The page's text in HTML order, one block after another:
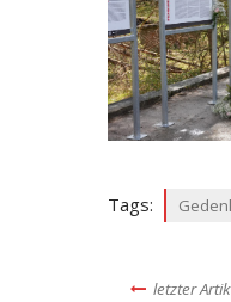
Tags:
letzter